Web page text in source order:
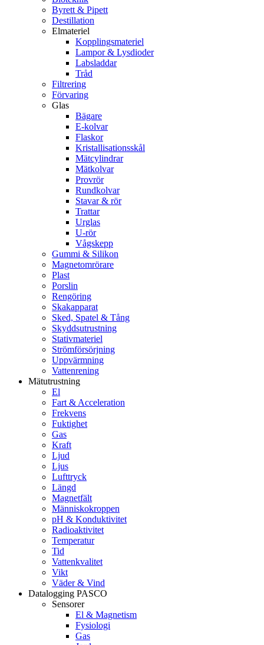
Byrett & Pipett
Destillation
Elmateriel
Kopplingsmateriel
Lampor & Lysdioder
Labsladdar
Tråd
Filtrering
Förvaring
Glas
Bägare
E-kolvar
Flaskor
Kristallisationsskål
Mätcylindrar
Mätkolvar
Provrör
Rundkolvar
Stavar & rör
Trattar
Urglas
U-rör
Vågskepp
Gummi & Silikon
Magnetomrörare
Plast
Porslin
Rengöring
Skakapparat
Sked, Spatel & Tång
Skyddsutrustning
Stativmateriel
Strömförsörjning
Uppvärmning
Vattenrening
Mätutrustning
El
Fart & Acceleration
Frekvens
Fuktighet
Gas
Kraft
Ljud
Ljus
Lufttryck
Längd
Magnetfält
Människokroppen
pH & Konduktivitet
Radioaktivitet
Temperatur
Tid
Vattenkvalitet
Vikt
Väder & Vind
Datalogging PASCO
Sensorer
El & Magnetism
Fysiologi
Gas